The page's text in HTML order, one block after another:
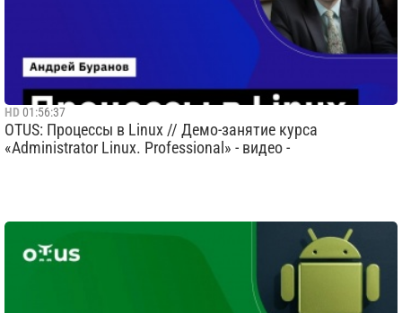
HD 01:56:37
OTUS: Процессы в Linux // Демо-занятие курса
«Administrator Linux. Professional» - видео -